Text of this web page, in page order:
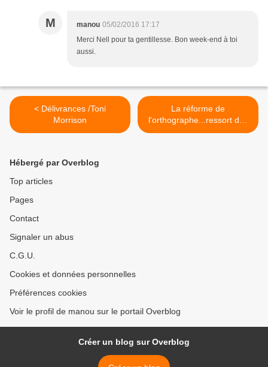
M manou 05/02/2016 17:17
Merci Nell pour ta gentillesse. Bon week-end à toi
aussi.
< Délivrances /Toni
Morrison
La réforme de
l'orthographe...ressort des
placards. >
Hébergé par Overblog
Top articles
Pages
Contact
Signaler un abus
C.G.U.
Cookies et données personnelles
Préférences cookies
Voir le profil de manou sur le portail Overblog
Créer un blog sur Overblog